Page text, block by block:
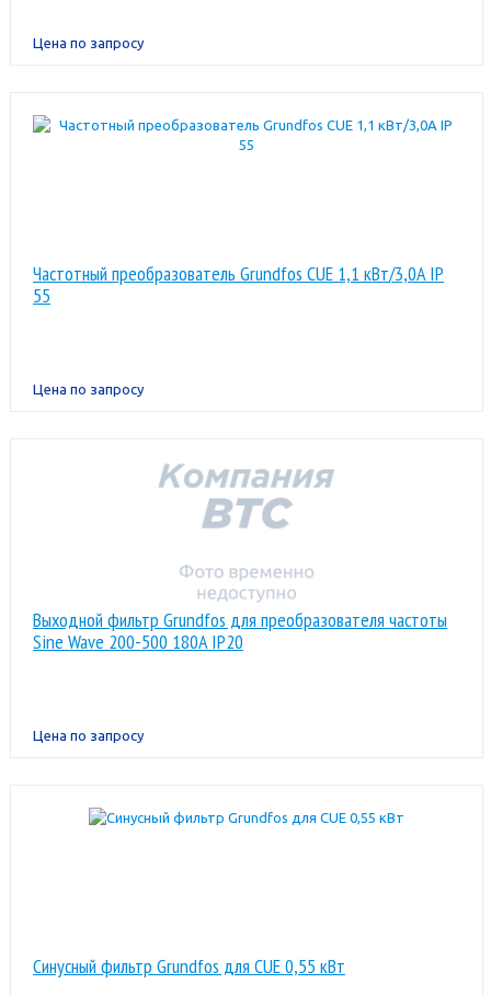
Цена по запросу
Частотный преобразователь Grundfos CUE 1,1 кВт/3,0A IP
55
Цена по запросу
Выходной фильтр Grundfos для преобразователя частоты
Sine Wave 200-500 180A IP20
Цена по запросу
Синусный фильтр Grundfos для CUE 0,55 кВт